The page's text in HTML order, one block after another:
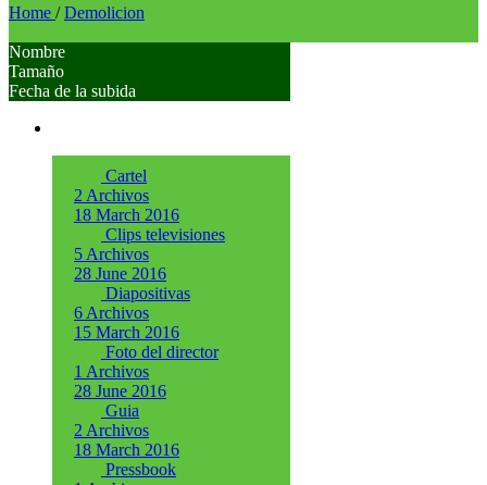
Home /Demolicion
Nombre
Tamaño
Fecha de la subida
Cartel
2 Archivos
18 March 2016
Clips televisiones
5 Archivos
28 June 2016
Diapositivas
6 Archivos
15 March 2016
Foto del director
1 Archivos
28 June 2016
Guia
2 Archivos
18 March 2016
Pressbook